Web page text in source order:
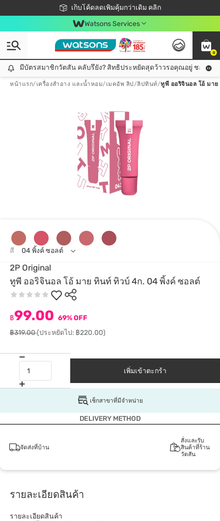
เก็บโค้ดลดเพิ่มคุ้มกว่าเดิม คลิก
ชอปออนไลน์ครั้งแรก ลดเพิ่มจุก ๆ 10%! 🎉
📦ส่งฟรี! เมื่อชอป 499฿
สมาชิกวัตสัน คลับดียังไง?
Watsons Services
0
มีบัตรสมาชิกวัตสัน คลับรึยัง? สิทธิประหยัดสุดว้าวรอคุณอยู่ ชอปคุ้มกว่าเดิม คลิก!
มีบัตรสมาชิกวัตสัน คลับรึยัง? สิทธิประหยัดสุดว้าวรอคุณอยู่ ชอปคุ้มก
หน้าแรก/ เครื่องสำอาง และน้ำหอม/ เมคอัพ ลิป /ลิปทินท์/ทูพี ออริจินอล โอ้ มา
2P Original
ทูพี ออริจินอล โอ้ มาย ทินท์ ทิวบ์ 4ก. 04 พิ้งค์ ซอลต์
฿99.00 69% OFF
฿319.00(ประหยัดไป: ฿220.00)
สี 04 พิ้งค์ ซอลต์
เพิ่มเข้าตะกร้า
เช็กสาขาที่มีจำหน่าย
DELIVERY METHOD
จัดส่งที่บ้าน
สั่งและรับ
สินค้าที่ร้าน
วัตสัน
รายละเอียดสินค้า
รายละเอียดสินค้า